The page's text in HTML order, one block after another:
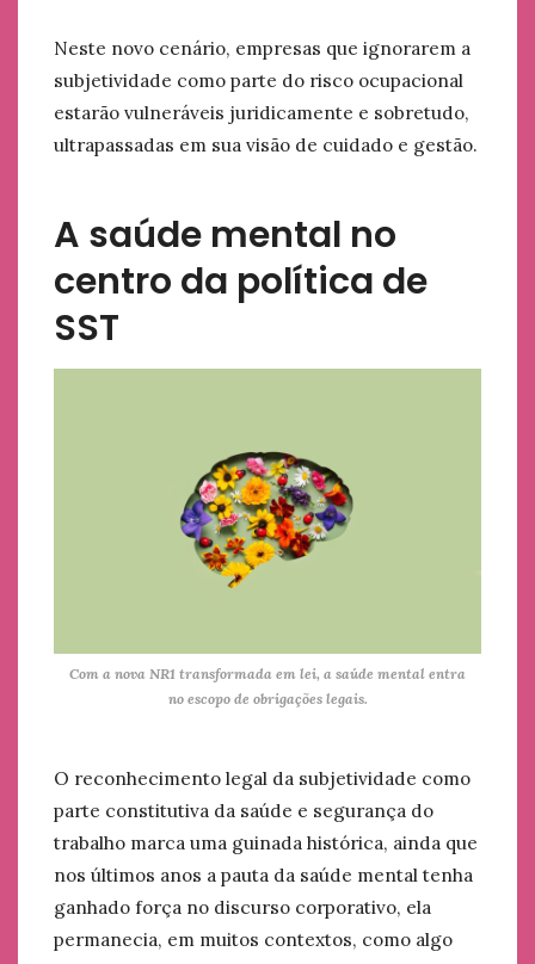
Neste novo cenário, empresas que ignorarem a
subjetividade como parte do risco ocupacional
estarão vulneráveis juridicamente e sobretudo,
ultrapassadas em sua visão de cuidado e gestão.
A saúde mental no
centro da política de
SST
Com a nova NR1 transformada em lei, a saúde mental entra
no escopo de obrigações legais.
O reconhecimento legal da subjetividade como
parte constitutiva da saúde e segurança do
trabalho marca uma guinada histórica, ainda que
nos últimos anos a pauta da saúde mental tenha
ganhado força no discurso corporativo, ela
permanecia, em muitos contextos, como algo